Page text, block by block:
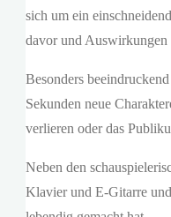
sich um ein
davor und Auswirkungen
Besonders
Sekunden neue
verlieren oder das
Neben den
Klavier und E-Gitarre